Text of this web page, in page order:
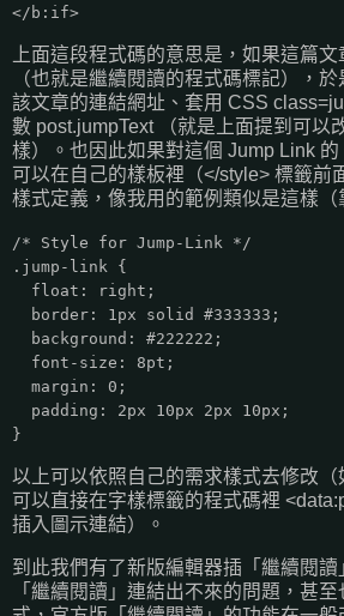
</b:if>
上面這段程式碼的意思是，如果這篇
（也就是繼續閱讀的程式碼標記），
該文章的連結網址、套用 CSS
數 post.jumpText （就是上面提到可以
樣）。也因此如果對這個 Jump Link
可以在自己的樣板裡（</style> 標籤前
樣式定義，像我用的範例類似是這樣（
/* Style for Jump-Link */
.jump-link {
float: right;
border: 1px solid #333333;
background: #222222;
font-size: 8pt;
margin: 0;
padding: 2px 10px 2px 10px;
}
以上可以依照自己的需求樣式去修改
可以直接在字樣標籤的程式碼裡
插入圖示連結）。
到此我們有了新版編輯器插「繼續閱
「繼續閱讀」連結出不來的問題，甚